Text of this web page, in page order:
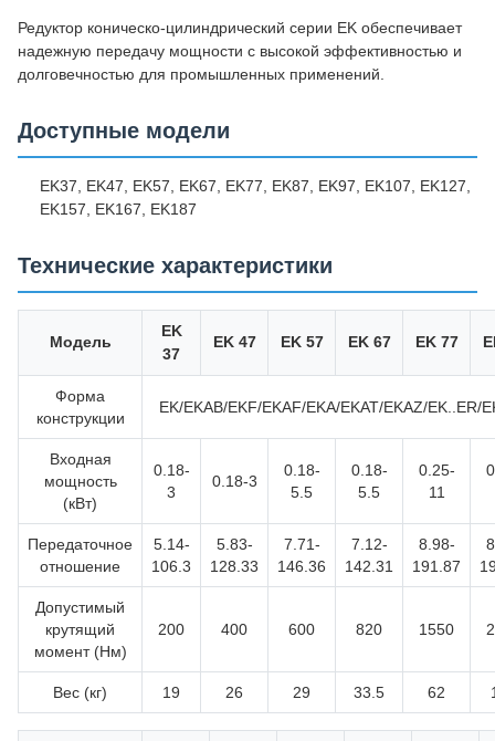
Редуктор коническо-цилиндрический серии EK обеспечивает
надежную передачу мощности с высокой эффективностью и
долговечностью для промышленных применений.
Доступные модели
EK37, EK47, EK57, EK67, EK77, EK87, EK97, EK107, EK127,
EK157, EK167, EK187
Технические характеристики
Модель
EK
37
EK 47 EK 57 EK 67 EK 77
Форма
конструкции
EK/EKAB/EKF/EKAF/EKA/EKAT/EKAZ/EK..ER/
Входная
мощность
(кВт)
0.18-
3
0.18-3
0.18-
5.5
0.18-
5.5
0.25-
11
Передаточное
отношение
5.14-
106.3
5.83-
128.33
7.71-
146.36
7.12-
142.31
8.98-
191.87
Допустимый
крутящий
момент (Нм)
200 400 600 820 1550
Вес (кг) 19 26 29 33.5 62